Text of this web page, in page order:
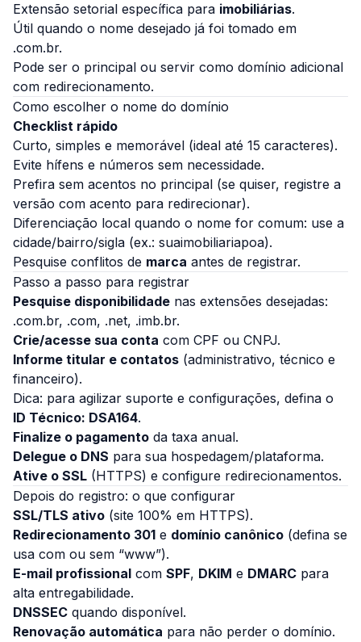
Extensão setorial específica para imobiliárias.
Útil quando o nome desejado já foi tomado em
.com.br.
Pode ser o principal ou servir como domínio adicional
com redirecionamento.
Como escolher o nome do domínio
Checklist rápido
Curto, simples e memorável (ideal até 15 caracteres).
Evite hífens e números sem necessidade.
Prefira sem acentos no principal (se quiser, registre a
versão com acento para redirecionar).
Diferenciação local quando o nome for comum: use a
cidade/bairro/sigla (ex.: suaimobiliariapoa).
Pesquise conflitos de marca antes de registrar.
Passo a passo para registrar
Pesquise disponibilidade nas extensões desejadas:
.com.br, .com, .net, .imb.br.
Crie/acesse sua conta com CPF ou CNPJ.
Informe titular e contatos (administrativo, técnico e
financeiro).
Dica: para agilizar suporte e configurações, defina o
ID Técnico: DSA164.
Finalize o pagamento da taxa anual.
Delegue o DNS para sua hospedagem/plataforma.
Ative o SSL (HTTPS) e configure redirecionamentos.
Depois do registro: o que configurar
SSL/TLS ativo (site 100% em HTTPS).
Redirecionamento 301 e domínio canônico (defina se
usa com ou sem “www”).
E-mail profissional com SPF, DKIM e DMARC para
alta entregabilidade.
DNSSEC quando disponível.
Renovação automática para não perder o domínio.